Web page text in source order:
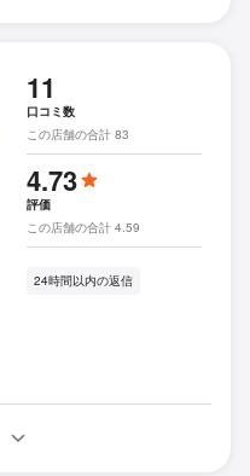
11
口コミ数
この店舗の合計 83
4.73
評価
この店舗の合計 4.59
24時間以内の返信